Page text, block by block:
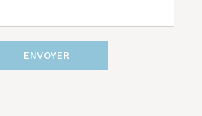
ENVOYER